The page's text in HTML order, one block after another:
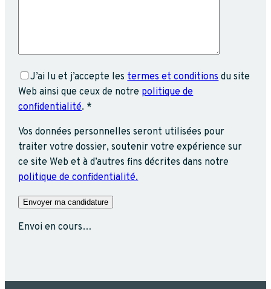
J’ai lu et j’accepte les termes et conditions du site
Web ainsi que ceux de notre politique de
confidentialité. *
Vos données personnelles seront utilisées pour
traiter votre dossier, soutenir votre expérience sur
ce site Web et à d’autres fins décrites dans notre
politique de confidentialité.
Envoi en cours…